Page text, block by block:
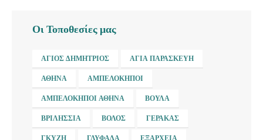
Οι Τοποθεσίες μας
ΆΓΙΟΣ ΔΗΜΉΤΡΙΟΣ ΑΓΊΑ ΠΑΡΑΣΚΕΥΉ
ΑΘΉΝΑ ΑΜΠΕΛΌΚΗΠΟΙ
ΑΜΠΕΛΌΚΗΠΟΙ ΑΘΉΝΑ ΒΟΎΛΑ
ΒΡΙΛΉΣΣΙΑ ΒΌΛΟΣ ΓΈΡΑΚΑΣ
ΓΚΎΖΗ ΓΛΥΦΆΔΑ ΕΞΆΡΧΕΙΑ